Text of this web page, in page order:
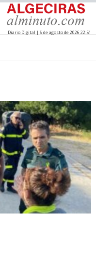
Diario Digital | 6 de agosto de 2026 22:51